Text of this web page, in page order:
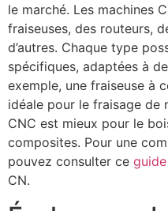
le marché. Les machines
fraiseuses, des routeurs,
d’autres. Chaque type
spécifiques, adaptées à
exemple, une fraiseuse à
idéale pour le fraisage de
CNC est mieux pour le
composites. Pour une
pouvez consulter ce guide
CN.